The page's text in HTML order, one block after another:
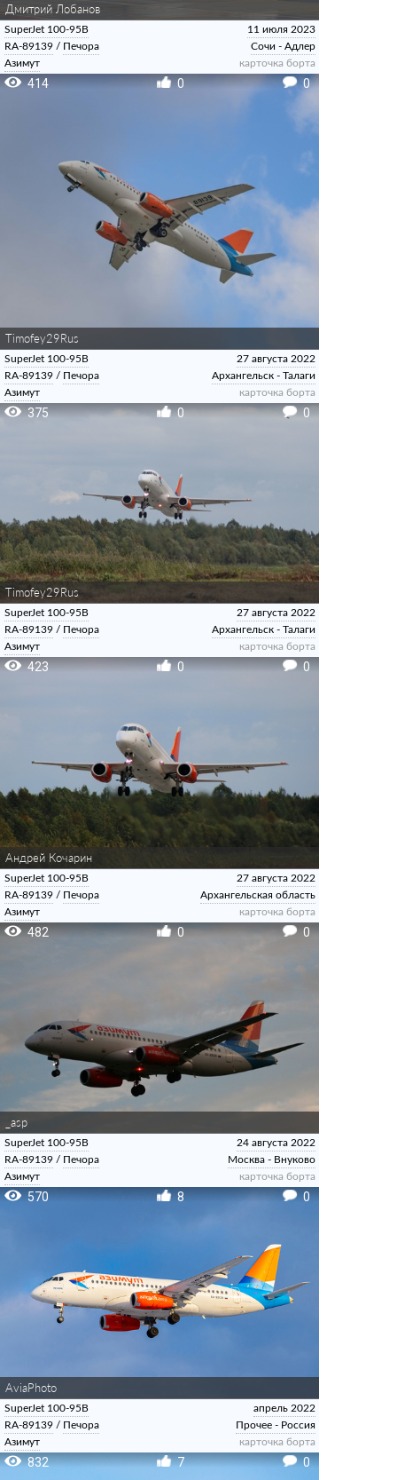
Дмитрий Лобанов
SuperJet 100-95B
RA-89139 / Печора
Азимут
11 июля 2023
Сочи - Адлер
карточка борта
414 0 0
Timofey29Rus
SuperJet 100-95B
RA-89139 / Печора
Азимут
27 августа 2022
Архангельск - Талаги
карточка борта
375 0 0
Timofey29Rus
SuperJet 100-95B
RA-89139 / Печора
Азимут
27 августа 2022
Архангельск - Талаги
карточка борта
423 0 0
Андрей Кочарин
SuperJet 100-95B
RA-89139 / Печора
Азимут
27 августа 2022
Архангельская область
карточка борта
482 0 0
_asp
SuperJet 100-95B
RA-89139 / Печора
Азимут
24 августа 2022
Москва - Внуково
карточка борта
570 8 0
AviaPhoto
SuperJet 100-95B
RA-89139 / Печора
Азимут
апрель 2022
Прочее - Россия
карточка борта
832 7 0